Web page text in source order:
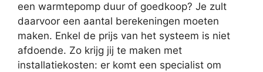
een warmtepomp duur of goedkoop? Je zult
daarvoor een aantal berekeningen moeten
maken. Enkel de prijs van het systeem is niet
afdoende. Zo krijg jij te maken met
installatiekosten: er komt een specialist om